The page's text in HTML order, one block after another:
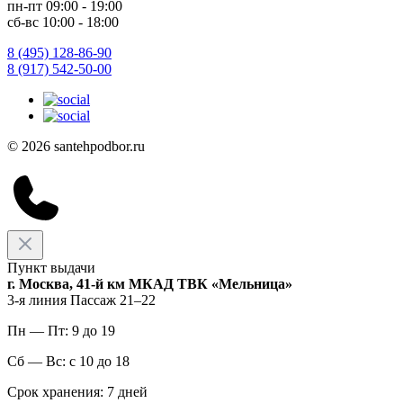
пн-пт 09:00 - 19:00
сб-вс 10:00 - 18:00
8 (495) 128-86-90
8 (917) 542-50-00
© 2026 santehpodbor.ru
Пункт выдачи
г. Москва, 41-й км МКАД ТВК «Мельница»
3-я линия Пассаж 21–22
Пн — Пт: 9 до 19
Сб — Вс: с 10 до 18
Срок хранения: 7 дней